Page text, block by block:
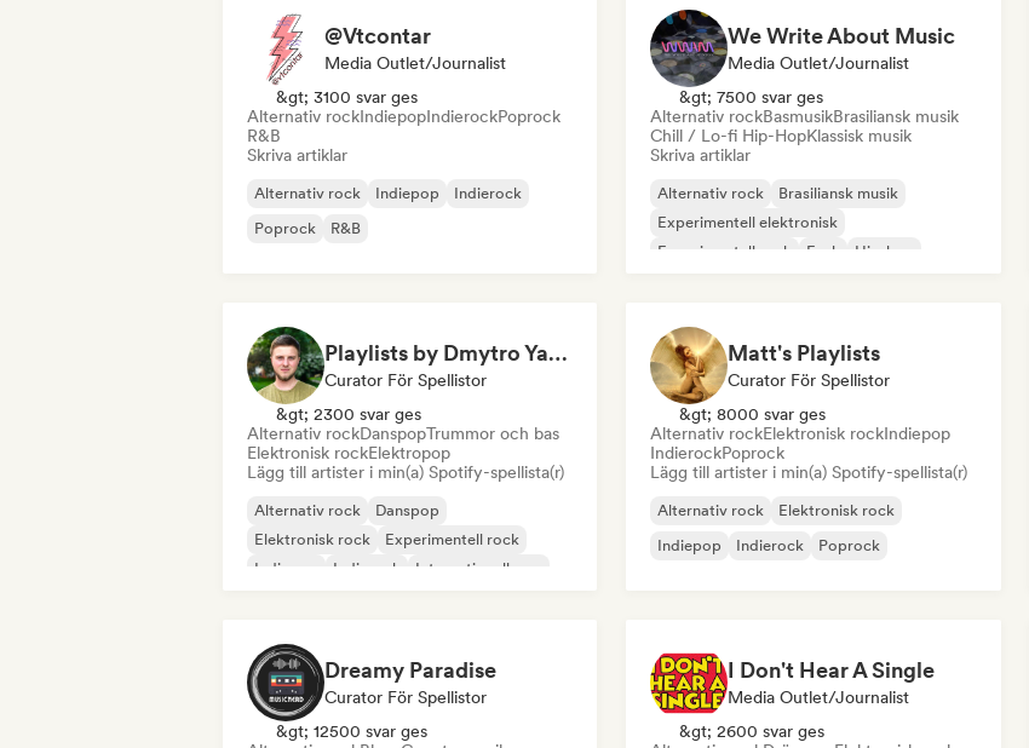
@Vtcontar
Media Outlet/Journalist
&gt; 3100 svar ges
Alternativ rockIndiepopIndierockPoprock
R&B
Skriva artiklar
Alternativ rock Indiepop
Indierock
Poprock
R&B
We Write About Music
Media Outlet/Journalist
&gt; 7500 svar ges
Alternativ rockBasmusikBrasiliansk musik
Chill / Lo-fi Hip-HopKlassisk musik
Skriva artiklar
Alternativ rock
Brasiliansk musik
Experimentell elektronisk
Experimentell rock
Funk
Hip-hop
Playlists by Dmytro Yaremchuk
Curator För Spellistor
&gt; 2300 svar ges
Alternativ rockDanspopTrummor och bas
Elektronisk rockElektropop
Lägg till artister i min(a) Spotify-spellista(r)
Alternativ rock
Danspop
Elektronisk rock
Experimentell rock
Indiepop
Indierock
Internationell pop
Matt's Playlists
Curator För Spellistor
&gt; 8000 svar ges
Alternativ rockElektronisk rockIndiepop
IndierockPoprock
Lägg till artister i min(a) Spotify-spellista(r)
Alternativ rock
Elektronisk rock
Indiepop
Indierock Poprock
Dreamy Paradise
Curator För Spellistor
&gt; 12500 svar ges
I Don't Hear A Single
Media Outlet/Journalist
&gt; 2600 svar ges